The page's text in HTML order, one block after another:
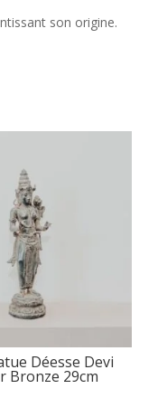
son origine.
Déesse Devi
Bronze 29cm